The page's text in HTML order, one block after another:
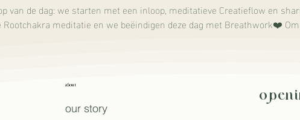
van de dag: we starten met een inloop, meditatieve Creatieflow en
Rootchakra meditatie en we beëindigen deze dag met Breathwork❤️
about
our story